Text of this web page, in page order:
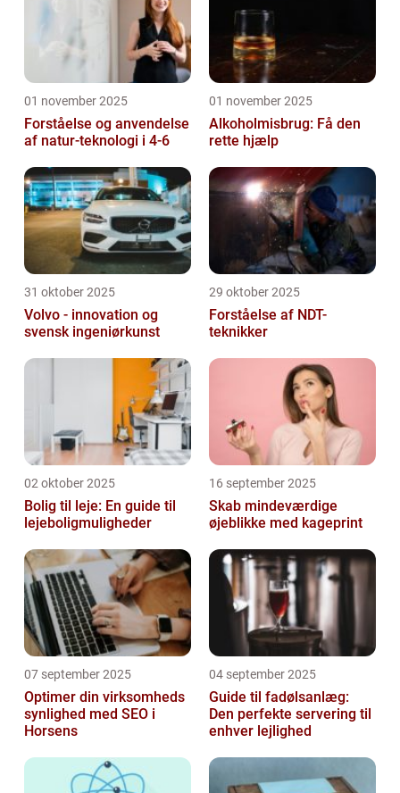
01 november 2025
Forståelse og anvendelse
af natur-teknologi i 4-6
01 november 2025
Alkoholmisbrug: Få den
rette hjælp
31 oktober 2025
Volvo - innovation og
svensk ingeniørkunst
29 oktober 2025
Forståelse af NDT-
teknikker
02 oktober 2025
Bolig til leje: En guide til
lejeboligmuligheder
16 september 2025
Skab mindeværdige
øjeblikke med kageprint
07 september 2025
Optimer din virksomheds
synlighed med SEO i
Horsens
04 september 2025
Guide til fadølsanlæg:
Den perfekte servering til
enhver lejlighed